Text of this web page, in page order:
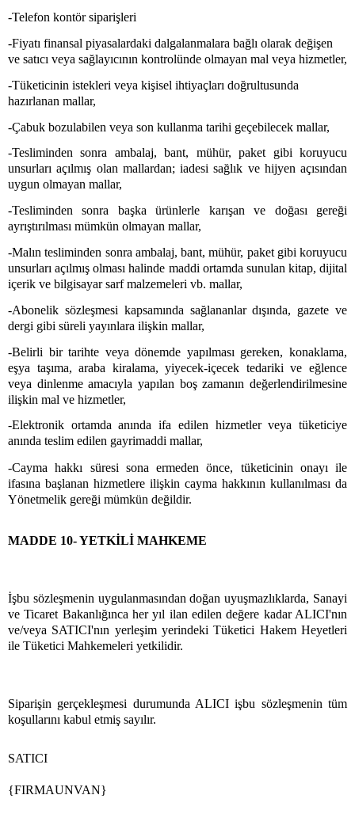
-Telefon kontör siparişleri
-Fiyatı finansal piyasalardaki dalgalanmalara bağlı olarak değişen
ve satıcı veya sağlayıcının kontrolünde olmayan mal veya hizmetler,
-Tüketicinin istekleri veya kişisel ihtiyaçları doğrultusunda
hazırlanan mallar,
-Çabuk bozulabilen veya son kullanma tarihi geçebilecek mallar,
-Tesliminden sonra ambalaj, bant, mühür, paket gibi koruyucu
unsurları açılmış olan mallardan; iadesi sağlık ve hijyen açısından
uygun olmayan mallar,
-Tesliminden sonra başka ürünlerle karışan ve doğası gereği
ayrıştırılması mümkün olmayan mallar,
-Malın tesliminden sonra ambalaj, bant, mühür, paket gibi koruyucu
unsurları açılmış olması halinde maddi ortamda sunulan kitap, dijital
içerik ve bilgisayar sarf malzemeleri vb. mallar,
-Abonelik sözleşmesi kapsamında sağlananlar dışında, gazete ve
dergi gibi süreli yayınlara ilişkin mallar,
-Belirli bir tarihte veya dönemde yapılması gereken, konaklama,
eşya taşıma, araba kiralama, yiyecek-içecek tedariki ve eğlence
veya dinlenme amacıyla yapılan boş zamanın değerlendirilmesine
ilişkin mal ve hizmetler,
-Elektronik ortamda anında ifa edilen hizmetler veya tüketiciye
anında teslim edilen gayrimaddi mallar,
-Cayma hakkı süresi sona ermeden önce, tüketicinin onayı ile
ifasına başlanan hizmetlere ilişkin cayma hakkının kullanılması da
Yönetmelik gereği mümkün değildir.
MADDE 10- YETKİLİ MAHKEME
İşbu sözleşmenin uygulanmasından doğan uyuşmazlıklarda, Sanayi
ve Ticaret Bakanlığınca her yıl ilan edilen değere kadar ALICI'nın
ve/veya SATICI'nın yerleşim yerindeki Tüketici Hakem Heyetleri
ile Tüketici Mahkemeleri yetkilidir.
Siparişin gerçekleşmesi durumunda ALICI işbu sözleşmenin tüm
koşullarını kabul etmiş sayılır.
SATICI
{FIRMAUNVAN}